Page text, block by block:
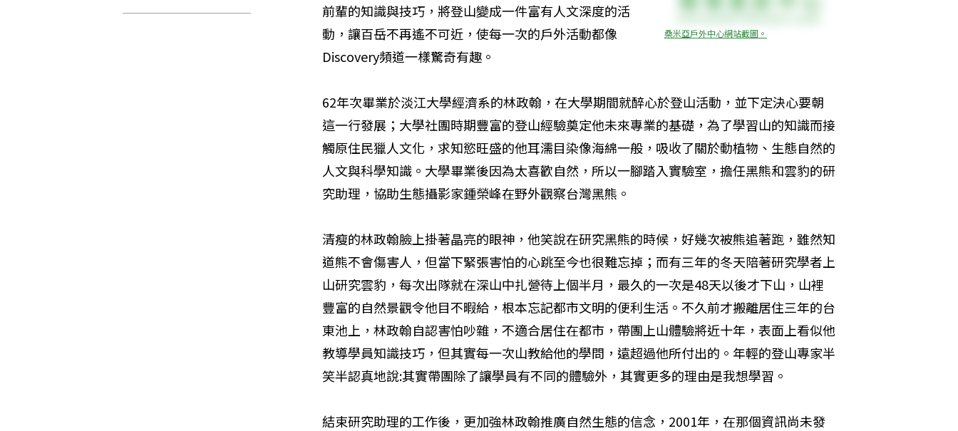
桑米亞戶外中心網站截圖。
前輩的知識與技巧，將登山變成一件富有人文深度的活
動，讓百岳不再遙不可近，使每一次的戶外活動都像
Discovery頻道一樣驚奇有趣。
62年次畢業於淡江大學經濟系的林政翰，在大學期間就醉心於登山活動，並下定決心要朝
這一行發展；大學社團時期豐富的登山經驗奠定他未來專業的基礎，為了學習山的知識而接
觸原住民獵人文化，求知慾旺盛的他耳濡目染像海綿一般，吸收了關於動植物、生態自然的
人文與科學知識。大學畢業後因為太喜歡自然，所以一腳踏入實驗室，擔任黑熊和雲豹的研
究助理，協助生態攝影家鍾榮峰在野外觀察台灣黑熊。
清瘦的林政翰臉上掛著晶亮的眼神，他笑說在研究黑熊的時候，好幾次被熊追著跑，雖然知
道熊不會傷害人，但當下緊張害怕的心跳至今也很難忘掉；而有三年的冬天陪著研究學者上
山研究雲豹，每次出隊就在深山中扎營待上個半月，最久的一次是48天以後才下山，山裡
豐富的自然景觀令他目不暇給，根本忘記都市文明的便利生活。不久前才搬離居住三年的台
東池上，林政翰自認害怕吵雜，不適合居住在都市，帶團上山體驗將近十年，表面上看似他
教導學員知識技巧，但其實每一次山教給他的學問，遠超過他所付出的。年輕的登山專家半
笑半認真地說:其實帶團除了讓學員有不同的體驗外，其實更多的理由是我想學習。
結束研究助理的工作後，更加強林政翰推廣自然生態的信念，2001年，在那個資訊尚未發